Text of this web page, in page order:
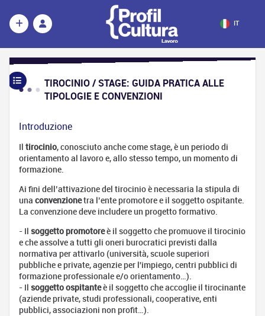
IT
Il
Pubblico
Definizione
concorsi
Gli enti
Tirocinio /
Stage:
pratica alle
tipologie e
convenzioni
Apprendistato:
tipologie e
opportunità
Lavorare
TIROCINIO / STAGE: GUIDA PRATICA ALLE
TIPOLOGIE E CONVENZIONI
Introduzione
Il tirocinio, conosciuto anche come stage, è un periodo di
orientamento al lavoro e, allo stesso tempo, un momento di
formazione.
Ai fini dell’attivazione del tirocinio è necessaria la stipula di
una convenzionetra l’ente promotore e il soggetto ospitante.
La convenzione deve includere un progetto formativo.
- Il soggetto promotoreè il soggetto che promuove il tirocinio
e che assolve a tutti gli oneri burocratici previsti dalla
normativa per attivarlo (università, scuole superiori
pubbliche e private, agenzie per l'impiego, centri pubblici di
formazione professionale e/o orientamento…).
- Il soggetto ospitanteè il soggetto che accoglie il tirocinante
(aziende private, studi professionali, cooperative, enti
pubblici, associazioni non profit…).